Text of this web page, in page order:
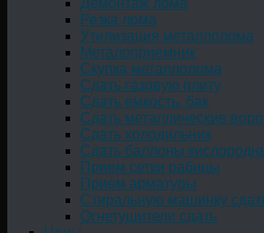
Демонтаж лома
Резка лома
Утилизация металлолома
Металоприемник
Скупка металлолома
Сдать газовую плиту
Сдать емкость, бак
Cдать металлические
Сдать холодильник
Сдать баллоны
Прием сетки рабицы
Прием арматуры
Стиральную машинку
Огнетушители сдать